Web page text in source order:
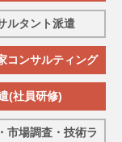
ルタント派遣
コンサルティング
(社員研修)
市場調査・技術ラ